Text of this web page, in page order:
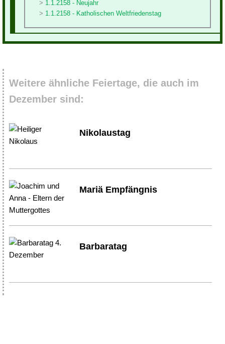
1.1.2158 - Neujahr
1.1.2158 - Katholischen Weltfriedenstag
Weitere ähnliche Feiertage, die auch im
Dezember sind:
Nikolaustag
Mariä Empfängnis
Barbaratag